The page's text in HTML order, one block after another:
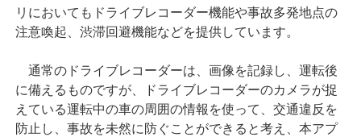
リにおいてもドライブレコーダー機能や事故多発地点の
注意喚起、渋滞回避機能などを提供しています。
通常のドライブレコーダーは、画像を記録し、運転後
に備えるものですが、ドライブレコーダーのカメラが捉
えている運転中の車の周囲の情報を使って、交通違反を
防止し、事故を未然に防ぐことができると考え、本アプ